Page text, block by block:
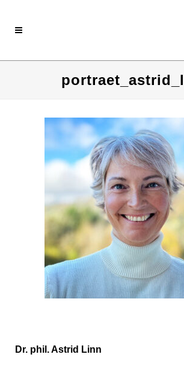
Dr. phil. Astrid Linn